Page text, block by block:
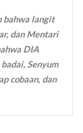
bahwa langit
dan Mentari
DIA
Senyum
cobaan, dan